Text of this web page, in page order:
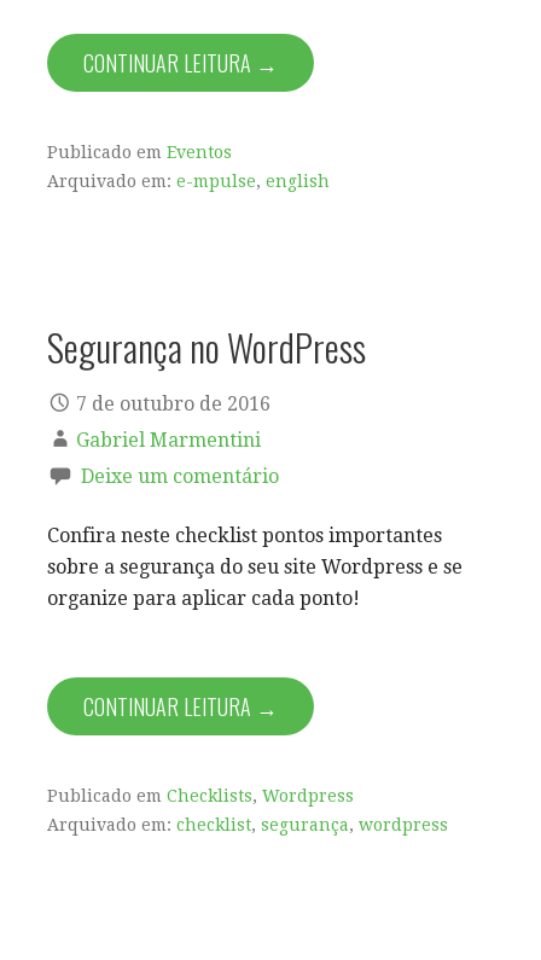
CONTINUAR LEITURA →
Publicado em Eventos
Arquivado em: e-mpulse, english
Segurança no WordPress
7 de outubro de 2016
Gabriel Marmentini
Deixe um comentário
Confira neste checklist pontos importantes
sobre a segurança do seu site Wordpress e se
organize para aplicar cada ponto!
CONTINUAR LEITURA →
Publicado em Checklists, Wordpress
Arquivado em: checklist, segurança, wordpress